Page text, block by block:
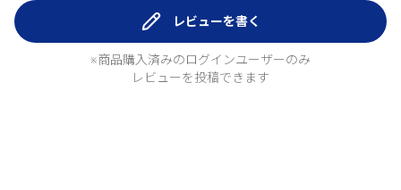
レビューを書く
※商品購入済みのログインユーザーのみ
レビューを投稿できます